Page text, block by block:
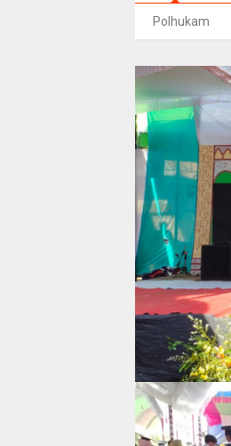
Polhukam